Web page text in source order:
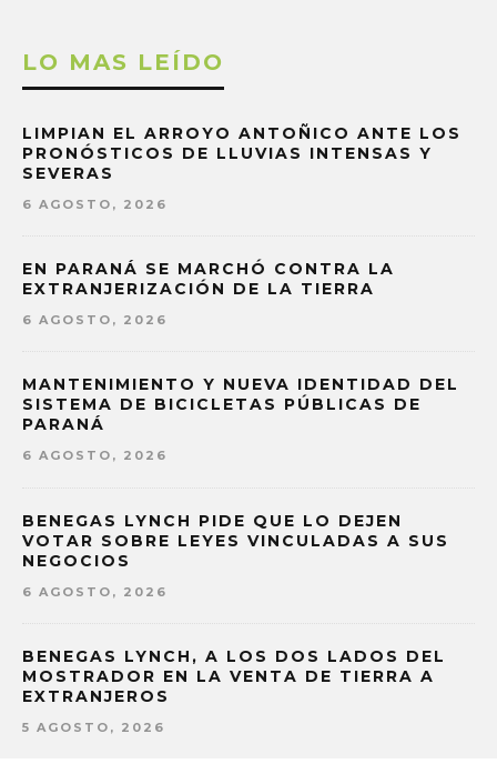
LO MAS LEÍDO
LIMPIAN EL ARROYO ANTOÑICO ANTE LOS
PRONÓSTICOS DE LLUVIAS INTENSAS Y
SEVERAS
6 AGOSTO, 2026
EN PARANÁ SE MARCHÓ CONTRA LA
EXTRANJERIZACIÓN DE LA TIERRA
6 AGOSTO, 2026
MANTENIMIENTO Y NUEVA IDENTIDAD DEL
SISTEMA DE BICICLETAS PÚBLICAS DE
PARANÁ
6 AGOSTO, 2026
BENEGAS LYNCH PIDE QUE LO DEJEN
VOTAR SOBRE LEYES VINCULADAS A SUS
NEGOCIOS
6 AGOSTO, 2026
BENEGAS LYNCH, A LOS DOS LADOS DEL
MOSTRADOR EN LA VENTA DE TIERRA A
EXTRANJEROS
5 AGOSTO, 2026